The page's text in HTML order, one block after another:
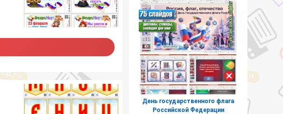
День государственного флага
Российской Федерации